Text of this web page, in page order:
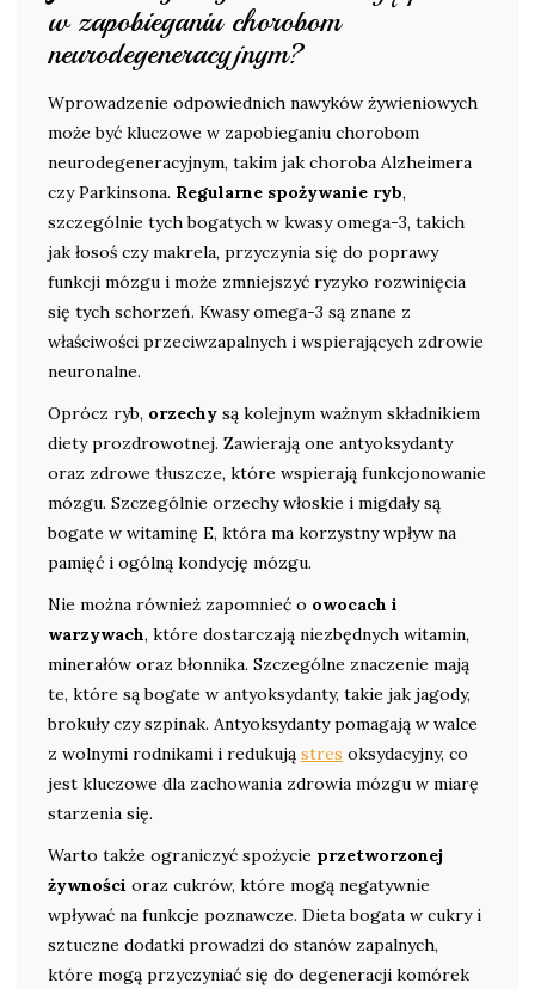
w zapobieganiu chorobom
neurodegeneracyjnym?
Wprowadzenie odpowiednich nawyków żywieniowych
może być kluczowe w zapobieganiu chorobom
neurodegeneracyjnym, takim jak choroba Alzheimera
czy Parkinsona. Regularne spożywanie ryb,
szczególnie tych bogatych w kwasy omega-3, takich
jak łosoś czy makrela, przyczynia się do poprawy
funkcji mózgu i może zmniejszyć ryzyko rozwinięcia
się tych schorzeń. Kwasy omega-3 są znane z
właściwości przeciwzapalnych i wspierających zdrowie
neuronalne.
Oprócz ryb, orzechy są kolejnym ważnym składnikiem
diety prozdrowotnej. Zawierają one antyoksydanty
oraz zdrowe tłuszcze, które wspierają funkcjonowanie
mózgu. Szczególnie orzechy włoskie i migdały są
bogate w witaminę E, która ma korzystny wpływ na
pamięć i ogólną kondycję mózgu.
Nie można również zapomnieć o owocach i
warzywach, które dostarczają niezbędnych witamin,
minerałów oraz błonnika. Szczególne znaczenie mają
te, które są bogate w antyoksydanty, takie jak jagody,
brokuły czy szpinak. Antyoksydanty pomagają w walce
z wolnymi rodnikami i redukują stres oksydacyjny, co
jest kluczowe dla zachowania zdrowia mózgu w miarę
starzenia się.
Warto także ograniczyć spożycie przetworzonej
żywności oraz cukrów, które mogą negatywnie
wpływać na funkcje poznawcze. Dieta bogata w cukry i
sztuczne dodatki prowadzi do stanów zapalnych,
które mogą przyczyniać się do degeneracji komórek